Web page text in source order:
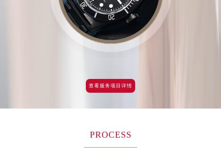
江西省九江市浔阳区浔阳路帝舵售后服务中心（需提前预约）
江西省宜春市袁州区中山中路帝舵售后服务中心（需提前预约）
山东省德州市德城区东风中路帝舵售后服务中心（需提前预约）
查看服务项目详情
PROCESS